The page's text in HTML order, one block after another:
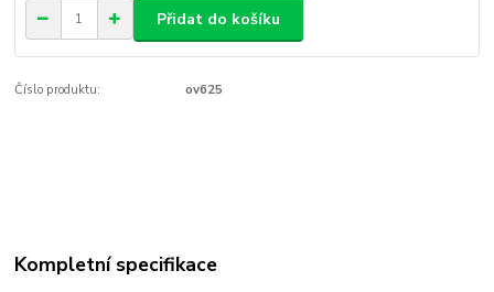
Přidat do košíku
Číslo produktu: ov625
Kompletní specifikace